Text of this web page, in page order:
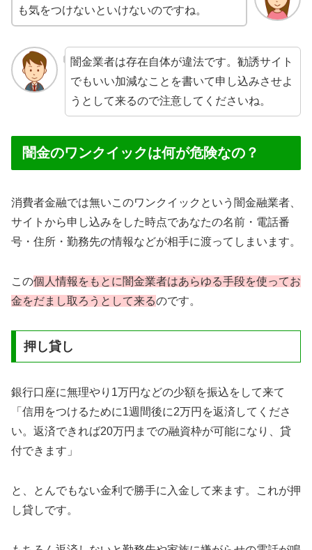
も気をつけないといけないのですね。
闇金業者は存在自体が違法です。勧誘サイト
でもいい加減なことを書いて申し込みさせよ
うとして来るので注意してくださいね。
闇金のワンクイックは何が危険なの？
消費者金融では無いこのワンクイックという闇金融業者、
サイトから申し込みをした時点であなたの名前・電話番
号・住所・勤務先の情報などが相手に渡ってしまいます。
この個人情報をもとに闇金業者はあらゆる手段を使ってお
金をだまし取ろうとして来るのです。
押し貸し
銀行口座に無理やり1万円などの少額を振込をして来て
「信用をつけるために1週間後に2万円を返済してくださ
い。返済できれば20万円までの融資枠が可能になり、貸
付できます」
と、とんでもない金利で勝手に入金して来ます。これが押
し貸しです。